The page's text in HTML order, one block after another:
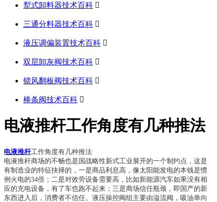
犁式卸料器技术百科 
三通分料器技术百科 
液压调偏装置技术百科 
双层卸灰阀技术百科 
锁风翻板阀技术百科 
棒条阀技术百科 
​电液推杆工作角度有几种推法
电液推杆工作角度有几种推法
电液推杆商场的不畅也是国战略性新式工业展开的一个制约点，这是
有制造业的特征抉择的，一是商品利息高，像太阳能发电的本钱是惯
例火电的34倍；二是对效劳设备需要高，比如新能源汽车如果没有相
应的充电设备，有了车也跑不起来；三是商场信任瓶颈，即国产的新
东西进入后，消费者不信任。液压操控阀组主要由溢流阀，吸油单向